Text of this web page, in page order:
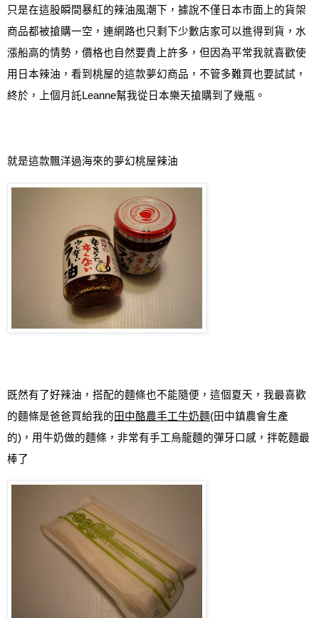
只是在這股瞬間暴紅的辣油風潮下，據說不僅日本市面上的貨架
商品都被搶購一空，連網路也只剩下少數店家可以進得到貨，水
漲船高的情勢，價格也自然要貴上許多，但因為平常我就喜歡使
用日本辣油，看到桃屋的這款夢幻商品，不管多難買也要試試，
終於，上個月託Leanne幫我從日本樂天搶購到了幾瓶。
就是這款飄洋過海來的夢幻桃屋辣油
既然有了好辣油，搭配的麵條也不能隨便，這個夏天 ， 我最喜歡
的麵條是爸爸買給我的田中酪農手工牛奶麵(田中鎮農會生產
的) ，用牛奶做的麵條，非常有手工烏龍麵的彈牙口感，拌乾麵最
棒了